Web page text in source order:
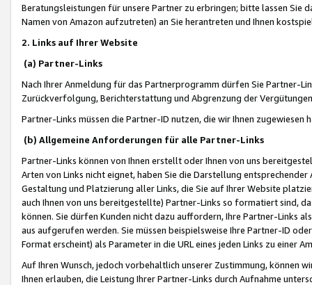
Beratungsleistungen für unsere Partner zu erbringen; bitte lassen Sie
Namen von Amazon aufzutreten) an Sie herantreten und Ihnen
2. Links auf Ihrer Website
(a) Partner-Links
Nach Ihrer Anmeldung für das Partnerprogramm dürfen Sie Partner-
Zurückverfolgung, Berichterstattung und Abgrenzung der
Partner-Links müssen die Partner-ID nutzen, die wir Ihnen zugewiesen
(b) Allgemeine Anforderungen für alle Partner-Links
Partner-Links können von Ihnen erstellt oder Ihnen von uns
Arten von Links nicht eignet, haben Sie die Darstellung
Gestaltung und Platzierung aller Links, die Sie auf Ihrer Website
auch Ihnen von uns bereitgestellte) Partner-Links so formatiert sind,
können. Sie dürfen Kunden nicht dazu auffordern, Ihre Partner-Links
aus aufgerufen werden. Sie müssen beispielsweise Ihre Partner-ID
Format erscheint) als Parameter in die URL eines jeden Links zu einer
Auf Ihren Wunsch, jedoch vorbehaltlich unserer Zustimmung, können
Ihnen erlauben, die Leistung Ihrer Partner-Links durch Aufnahme